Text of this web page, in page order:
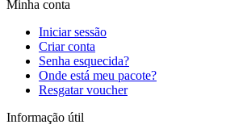
Minha conta
Iniciar sessão
Criar conta
Senha esquecida?
Onde está meu pacote?
Resgatar voucher
Informação útil